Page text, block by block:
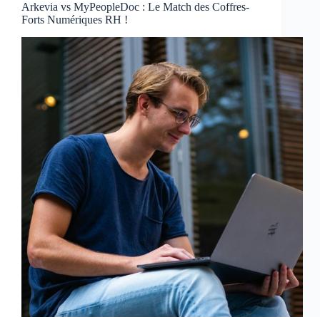
Arkevia vs MyPeopleDoc : Le Match des Coffres-
Forts Numériques RH !